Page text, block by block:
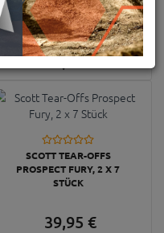
LAMINIERT PROSPECT FURY
34,95€
SCOTT TEAR-OFFS
PROSPECT FURY, 2 X 7
STÜCK
39,95 €